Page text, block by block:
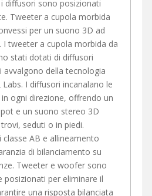
diffusori sono posizionati
Tweeter a cupola morbida
per un suono 3D ad
I tweeter a cupola morbida da
stati dotati di diffusori
avvalgono della tecnologia
Labs. I diffusori incanalano le
ogni direzione, offrendo un
e un suono stereo 3D
seduti o in piedi.
AB e allineamento
di bilanciamento su
Tweeter e woofer sono
posizionati per eliminare il
una risposta bilanciata